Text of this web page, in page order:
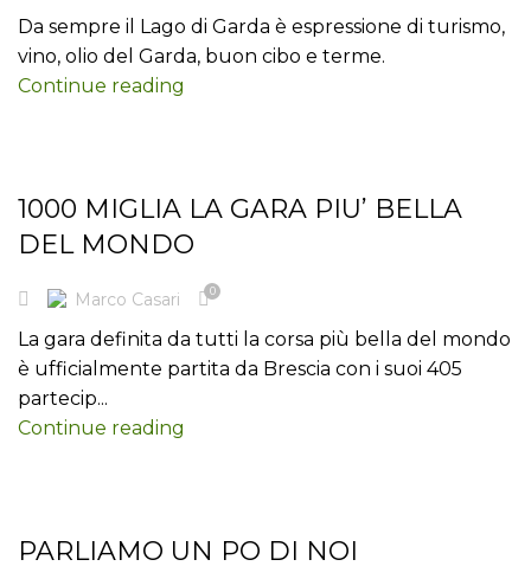
Da sempre il Lago di Garda è espressione di turismo,
vino, olio del Garda, buon cibo e terme.
Continue reading
1000 MIGLIA LA GARA PIU’ BELLA
DEL MONDO
Marco Casari 0
La gara definita da tutti la corsa più bella del mondo
è ufficialmente partita da Brescia con i suoi 405
partecip...
Continue reading
PARLIAMO UN PO DI NOI